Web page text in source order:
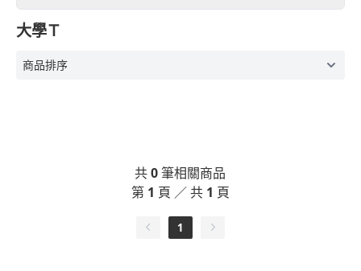
大學Ｔ
共0筆相關商品
第 1 頁 ／ 共 1 頁
1